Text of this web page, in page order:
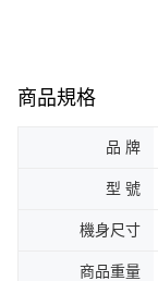
商品規格
品 牌
型 號
機身尺寸
商品重量